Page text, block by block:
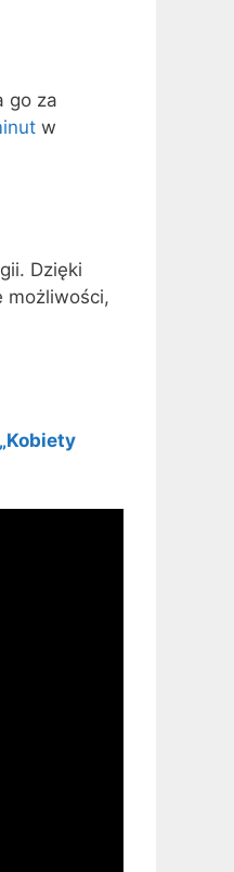
go za
w
Dzięki
możliwości,